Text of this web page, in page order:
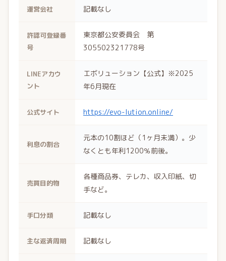
運営会社 記載なし
許認可登録番
号
東京都公安委員会 第
305502321778号
LINEアカウ
ント
エボリューション【公式】※2025
年6月現在
公式サイト https://evo-lution.online/
利息の割合
元本の10割ほど（1ヶ月未満）。少
なくとも年利1200％前後。
売買目的物
各種商品券、テレカ、収入印紙、切
手など。
手口分類 記載なし
主な返済周期 記載なし